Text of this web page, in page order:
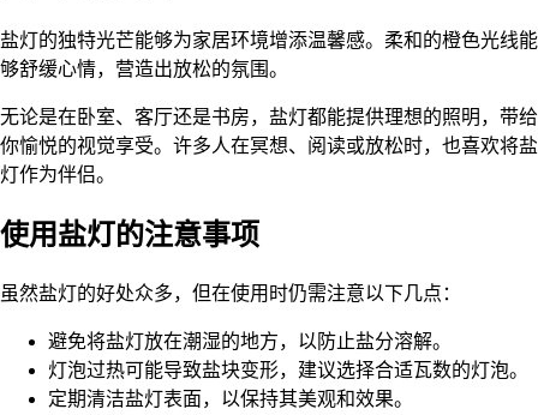
盐灯的独特光芒能够为家居环境增添温馨感。柔和的橙色光线能
够舒缓心情，营造出放松的氛围。
无论是在卧室、客厅还是书房，盐灯都能提供理想的照明，带给
你愉悦的视觉享受。许多人在冥想、阅读或放松时，也喜欢将盐
灯作为伴侣。
使用盐灯的注意事项
虽然盐灯的好处众多，但在使用时仍需注意以下几点：
避免将盐灯放在潮湿的地方，以防止盐分溶解。
灯泡过热可能导致盐块变形，建议选择合适瓦数的灯泡。
定期清洁盐灯表面，以保持其美观和效果。